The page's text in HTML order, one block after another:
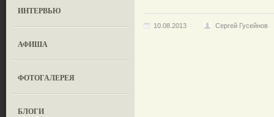
ИНТЕРВЬЮ
АФИША
ФОТОГАЛЕРЕЯ
БЛОГИ
10.08.2013 Сергей Гусейнов